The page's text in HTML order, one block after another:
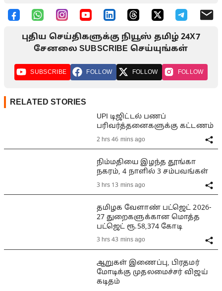
புதிய செய்திகளுக்கு நியூஸ் தமிழ் 24X7
சேனலை SUBSCRIBE செய்யுங்கள்
SUBSCRIBE FOLLOW FOLLOW FOLLOW
RELATED STORIES
UPI டிஜிட்டல் பணப்
பரிவர்த்தனைகளுக்கு கட்டணம்
2 hrs 46 mins ago
நிம்மதியை இழந்த தூங்கா
நகரம், 4 நாளில் 3 சம்பவங்கள்
3 hrs 13 mins ago
தமிழக வேளாண் பட்ஜெட் 2026-
27 துறைகளுக்கான மொத்த
பட்ஜெட் ரூ.58,374 கோடி
3 hrs 43 mins ago
ஆறுகள் இணைப்பு, பிரதமர்
மோடிக்கு முதலமைச்சர் விஜய்
கடிதம்